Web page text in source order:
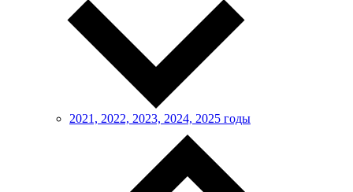
2021, 2022, 2023, 2024, 2025 годы